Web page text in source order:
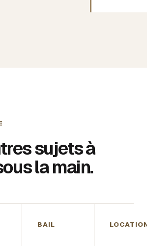
sujets à
la main.
BAIL